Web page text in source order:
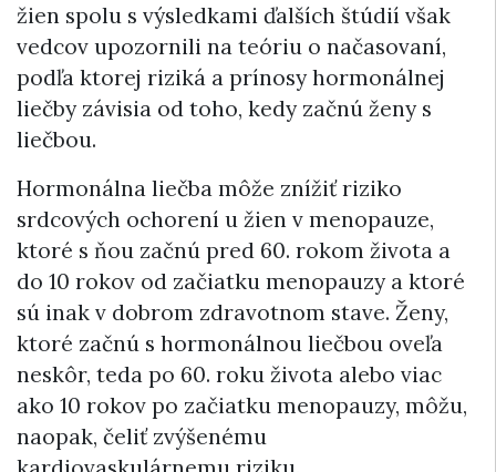
žien spolu s výsledkami ďalších štúdií však
vedcov upozornili na teóriu o načasovaní,
podľa ktorej riziká a prínosy hormonálnej
liečby závisia od toho, kedy začnú ženy s
liečbou.
Hormonálna liečba môže znížiť riziko
srdcových ochorení u žien v menopauze,
ktoré s ňou začnú pred 60. rokom života a
do 10 rokov od začiatku menopauzy a ktoré
sú inak v dobrom zdravotnom stave. Ženy,
ktoré začnú s hormonálnou liečbou oveľa
neskôr, teda po 60. roku života alebo viac
ako 10 rokov po začiatku menopauzy, môžu,
naopak, čeliť zvýšenému